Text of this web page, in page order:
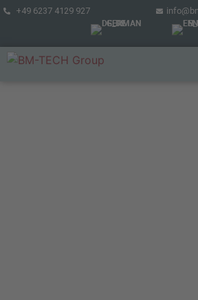
+49 6237 4129 927
GERMAN